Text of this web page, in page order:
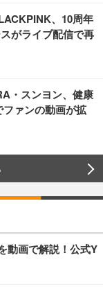
、10周年
がライブ配信で再
・スンヨン、健康
ァンの動画が拡
動画で解説！公式Y